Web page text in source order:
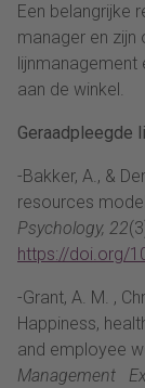
Een belangrijke
manager en
lijnmanagement
aan de winkel.
Geraadpleegde
-Bakker, A., &
resources
Psychology, 22
https://doi.org/
-Grant, A. M. ,
Happiness,
and employee
Management